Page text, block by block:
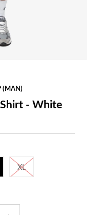
(MAN)
- White
XL